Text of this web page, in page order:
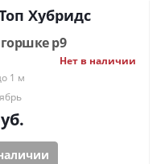
Хубридс
р9
Нет в наличии
1 м